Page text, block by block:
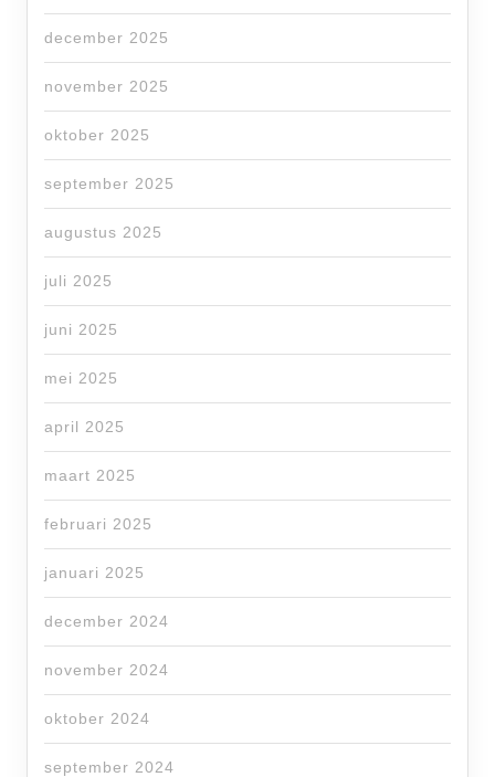
december 2025
november 2025
oktober 2025
september 2025
augustus 2025
juli 2025
juni 2025
mei 2025
april 2025
maart 2025
februari 2025
januari 2025
december 2024
november 2024
oktober 2024
september 2024